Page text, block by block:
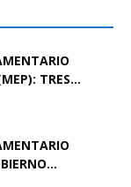
TRES...